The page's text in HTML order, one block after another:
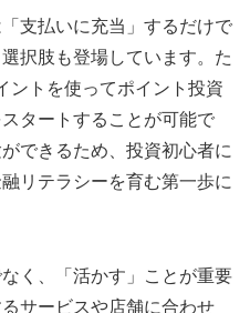
支払いに充当」するだけで
択肢も登場しています。た
ントを使ってポイント投資
タートすることが可能で
できるため、投資初心者に
リテラシーを育む第一歩に
く、「活かす」ことが重要
サービスや店舗に合わせ